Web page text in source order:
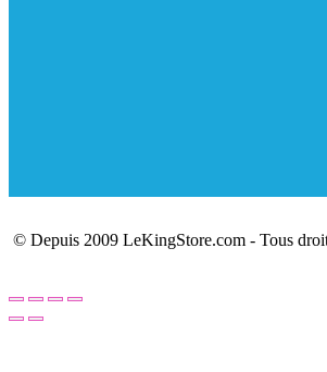
© Depuis 2009 LeKingStore.com - Tous